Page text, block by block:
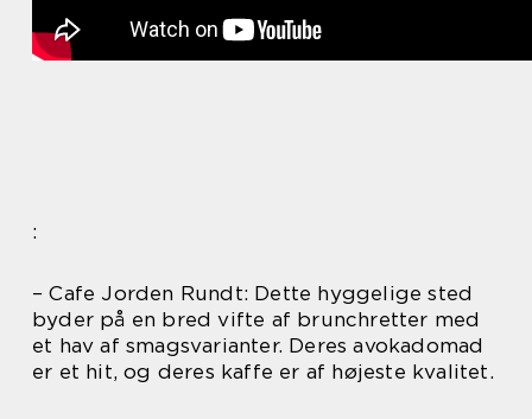
:
– Cafe Jorden Rundt: Dette hyggelige sted
byder på en bred vifte af brunchretter med
et hav af smagsvarianter. Deres avokadomad
er et hit, og deres kaffe er af højeste kvalitet.